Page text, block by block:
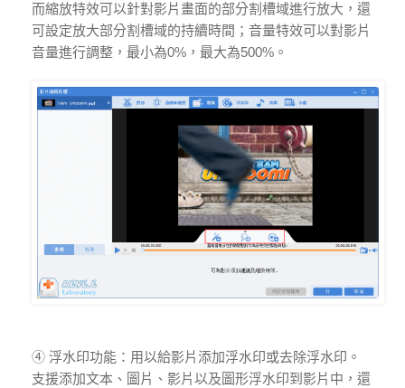
而縮放特效可以針對影片畫面的部分割槽域進行放大，還
可設定放大部分割槽域的持續時間；音量特效可以對影片
音量進行調整，最小為0%，最大為500%。
④ 浮水印功能：用以給影片添加浮水印或去除浮水印。
支援添加文本、圖片、影片以及圖形浮水印到影片中，還